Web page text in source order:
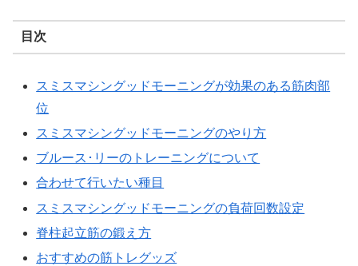
目次
スミスマシングッドモーニングが効果のある筋肉部
位
スミスマシングッドモーニングのやり方
ブルース･リーのトレーニングについて
合わせて行いたい種目
スミスマシングッドモーニングの負荷回数設定
脊柱起立筋の鍛え方
おすすめの筋トレグッズ